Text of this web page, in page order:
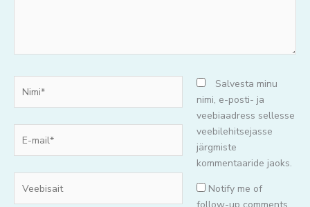
mail*
Salvesta minu
nimi, e-posti- ja
veebiaadress sellesse
veebilehitsejasse
järgmiste
kommentaaride jaoks.
Notify me of